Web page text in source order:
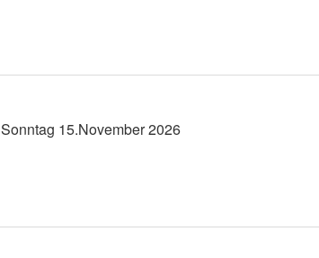
Sonntag 15.November 2026